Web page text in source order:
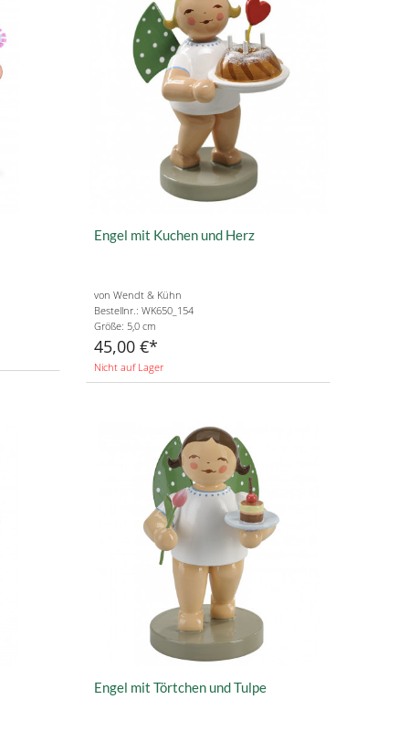
Engel mit Kuchen und Herz
von Wendt & Kühn
Bestellnr.: WK650_154
Größe: 5,0 cm
45,00 €
Nicht auf Lager
Engel mit Törtchen und Tulpe